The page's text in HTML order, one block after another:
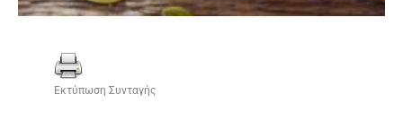
Εκτύπωση Συνταγής